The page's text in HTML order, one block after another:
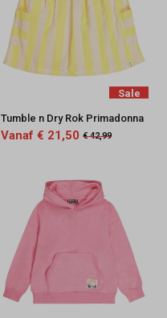
Sale
Tumble n Dry Rok Primadonna
Vanaf € 21,50 € 42,99